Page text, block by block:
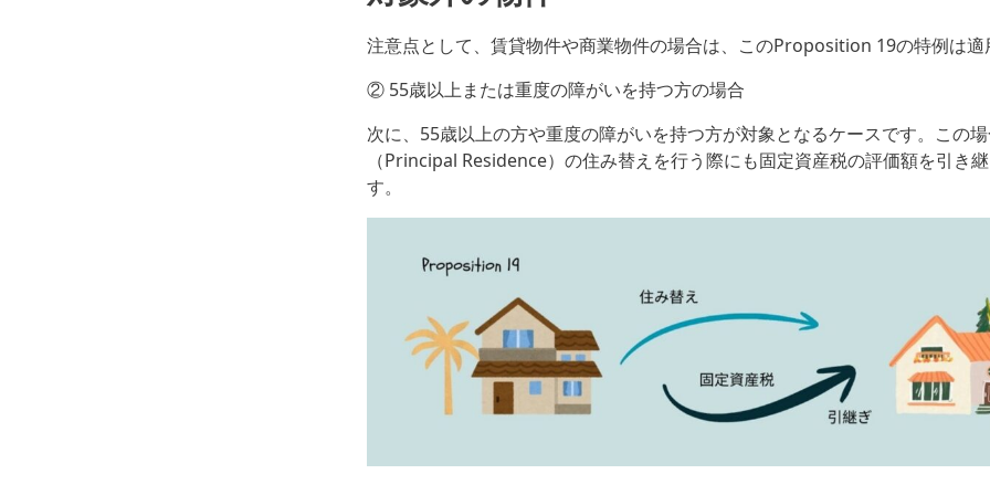
注意点として、賃貸物件や商業物件の場合は、このProposition 19の特例は適
② 55歳以上または重度の障がいを持つ方の場合
次に、55歳以上の方や重度の障がいを持つ方が対象となるケースです。この
（Principal Residence）の住み替えを行う際にも固定資産税の評価額を引き
す。